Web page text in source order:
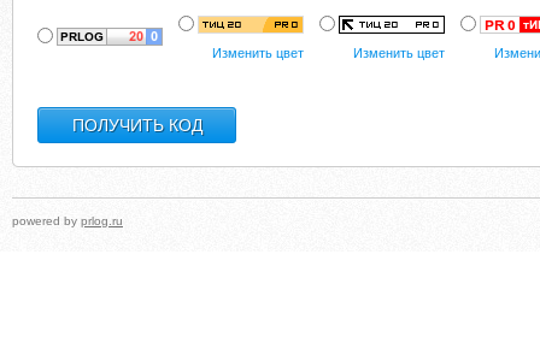
Изменить цвет Изменить цвет
powered by prlog.ru